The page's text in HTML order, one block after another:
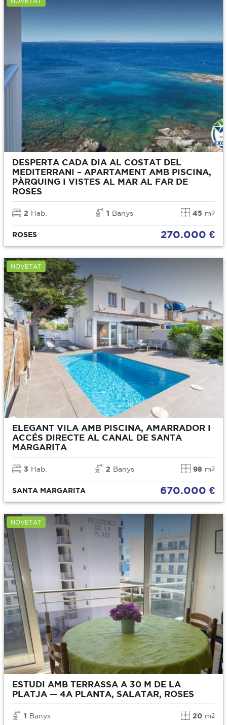
DESPERTA CADA DIA AL COSTAT DEL
MEDITERRANI – APARTAMENT AMB PISCINA,
PÀRQUING I VISTES AL MAR AL FAR DE
ROSES
2 Hab. 1 Banys 45 m2
ROSES 270.000 €
NOVETAT
ELEGANT VILA AMB PISCINA, AMARRADOR I
ACCÉS DIRECTE AL CANAL DE SANTA
MARGARITA
3 Hab. 2 Banys 98 m2
SANTA MARGARITA 670.000 €
NOVETAT
ESTUDI AMB TERRASSA A 30 M DE LA
PLATJA — 4A PLANTA, SALATAR, ROSES
1 Banys 20 m2